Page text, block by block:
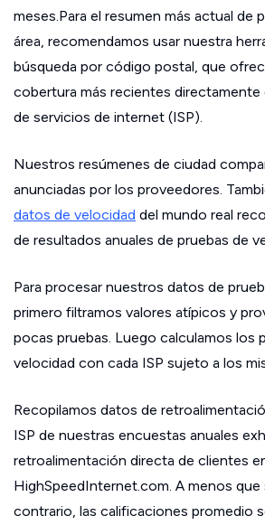
meses.Para el resumen más actual de
área, recomendamos usar nuestra
búsqueda por código postal, que
cobertura más recientes
de servicios de internet (ISP).
Nuestros resúmenes de ciudad
anunciadas por los proveedores.
datos de velocidad del mundo real
de resultados anuales de pruebas de
Para procesar nuestros datos de
primero filtramos valores atípicos y
pocas pruebas. Luego calculamos los
velocidad con cada ISP sujeto a los
Recopilamos datos de
ISP de nuestras encuestas anuales
retroalimentación directa de clientes
HighSpeedInternet.com. A menos que
contrario, las calificaciones promedio